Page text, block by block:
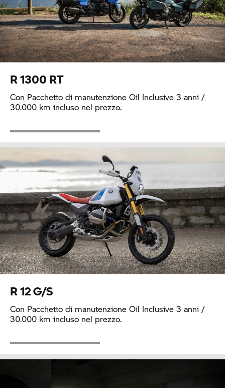
R 1300 RT
Con Pacchetto di manutenzione Oil Inclusive 3 anni /
30.000 km incluso nel prezzo.
R 12 G/S
Con Pacchetto di manutenzione Oil Inclusive 3 anni /
30.000 km incluso nel prezzo.